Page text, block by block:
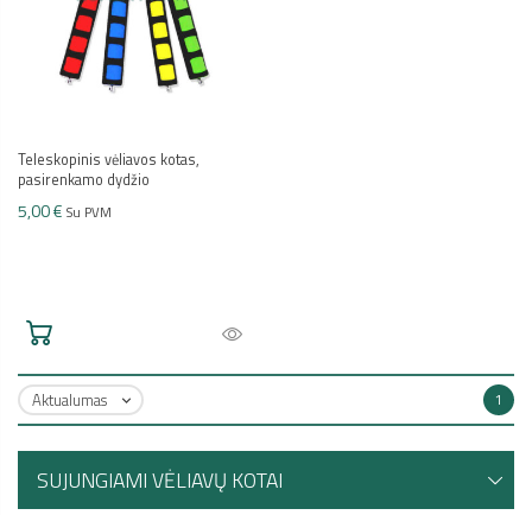
SUJUNGIAMI VĖLIAVŲ KOTAI
Teleskopinis vėliavos kotas,
pasirenkamo dydžio
5,00 € Su PVM
Aktualumas  1